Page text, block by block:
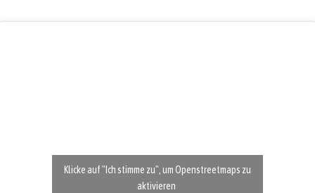
Klicke auf "Ich stimme zu", um Openstreetmaps zu
aktivieren